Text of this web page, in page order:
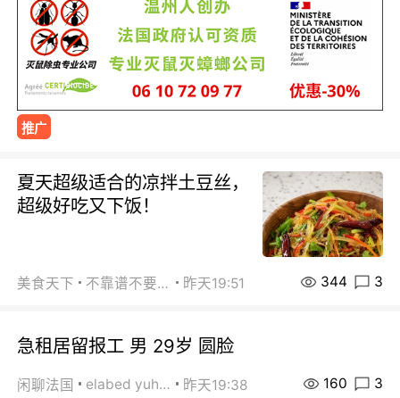
推广
夏天超级适合的凉拌土豆丝，
超级好吃又下饭！
美食天下 不靠谱不要联系 昨天19:51 344 3
急租居留报工 男 29岁 圆脸
闲聊法国 elabed yuhua 昨天19:38 160 3